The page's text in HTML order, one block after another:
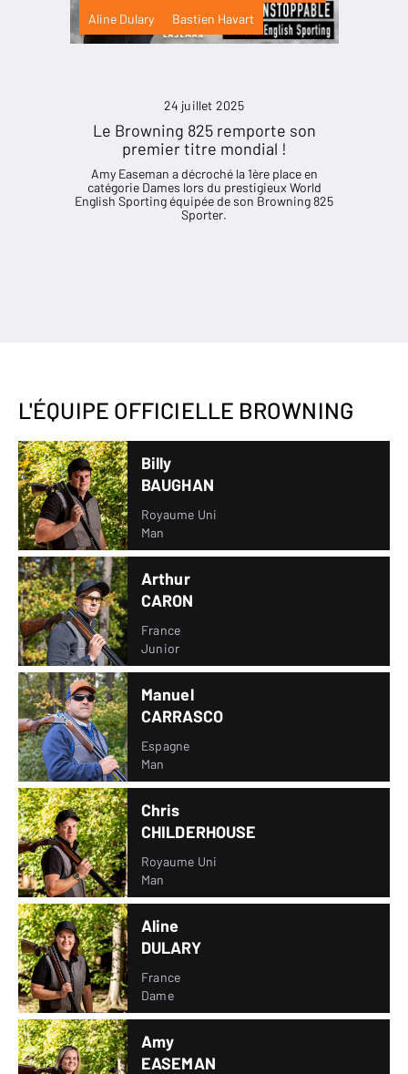
Aline Dulary Bastien Havart
24 juillet 2025
Le Browning 825 remporte son
premier titre mondial !
Amy Easeman a décroché la 1ère place en
catégorie Dames lors du prestigieux World
English Sporting équipée de son Browning 825
Sporter.
L'ÉQUIPE OFFICIELLE BROWNING
Billy
BAUGHAN
Royaume Uni
Man
Arthur
CARON
France
Junior
Manuel
CARRASCO
Espagne
Man
Chris
CHILDERHOUSE
Royaume Uni
Man
Aline
DULARY
France
Dame
Amy
EASEMAN